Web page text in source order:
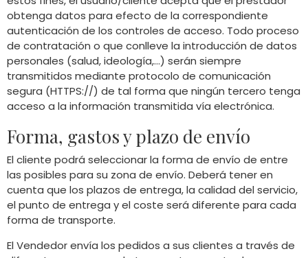
obtenga datos para efecto de la correspondiente
autenticación de los controles de acceso. Todo proceso
de contratación o que conlleve la introducción de datos
personales (salud, ideología,…) serán siempre
transmitidos mediante protocolo de comunicación
segura (HTTPS://) de tal forma que ningún tercero tenga
acceso a la información transmitida vía electrónica.
Forma, gastos y plazo de envío
El cliente podrá seleccionar la forma de envío de entre
las posibles para su zona de envío. Deberá tener en
cuenta que los plazos de entrega, la calidad del servicio,
el punto de entrega y el coste será diferente para cada
forma de transporte.
El Vendedor envía los pedidos a sus clientes a través de